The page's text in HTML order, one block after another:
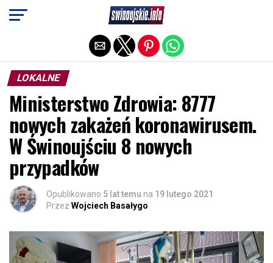
LOKALNE
Ministerstwo Zdrowia: 8777
nowych zakażeń koronawirusem.
W Świnoujściu 8 nowych
przypadków
Opublikowano 5 lat temu na 19 lutego 2021
Przez Wojciech Basałygo
Exit mobile version